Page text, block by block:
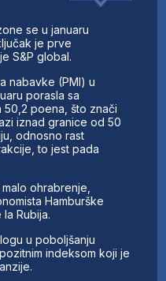
se u januaru
je prve
S&P global.
nabavke (PMI) u
porasla sa
poena, što znači
iznad granice od 50
odnosno rast
to jest pada
ohrabrenje,
Hamburške
Rubija.
u poboljšanju
indeksom koji je